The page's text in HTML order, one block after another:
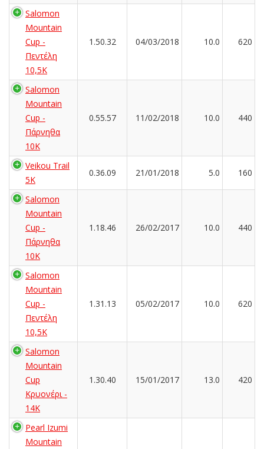
Salomon
Mountain
Cup -
Πεντέλη
10,5Κ
1.50.32 04/03/2018 10.0 620
Salomon
Mountain
Cup -
Πάρνηθα
10Κ
0.55.57 11/02/2018 10.0 440
Veikou Trail
5K
0.36.09 21/01/2018 5.0 160
Salomon
Mountain
Cup -
Πάρνηθα
10Κ
1.18.46 26/02/2017 10.0 440
Salomon
Mountain
Cup -
Πεντέλη
10,5Κ
1.31.13 05/02/2017 10.0 620
Salomon
Mountain
Cup
Κρυονέρι -
14K
1.30.40 15/01/2017 13.0 420
Pearl Izumi
Mountain